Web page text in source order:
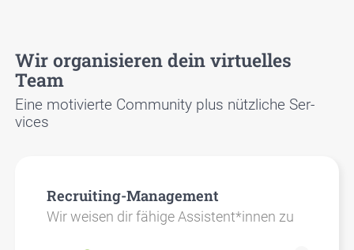
Wir orga­ni­sie­ren dein vir­tu­el­les
Team
Eine moti­vier­te Com­mu­ni­ty plus nütz­li­che Ser­
vices
Recrui­ting-Manage­ment
Wir wei­sen dir fähi­ge Assistent*innen zu